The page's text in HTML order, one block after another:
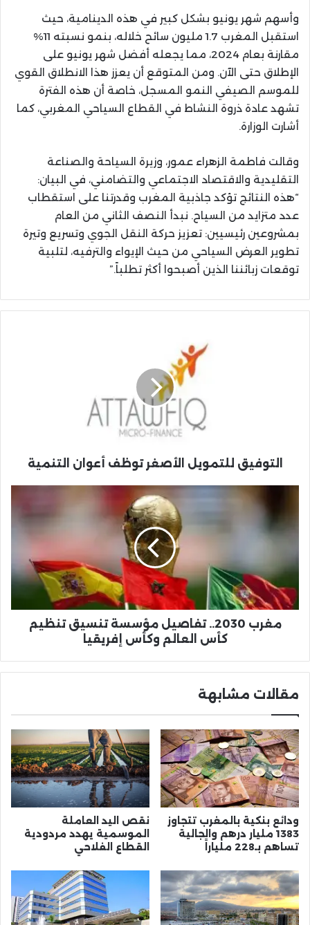
وأسهم شهر يونيو بشكل كبير في هذه الدينامية، حيث
استقبل المغرب 1.7 مليون سائح خلاله، بنمو نسبته 11%
مقارنة بعام 2024، مما يجعله أفضل شهر يونيو على
الإطلاق حتى الآن. ومن المتوقع أن يعزز هذا الانطلاق القوي
للموسم الصيفي النمو المسجل، خاصة أن هذه الفترة
تشهد عادة ذروة النشاط في القطاع السياحي المغربي، كما
أشارت الوزارة.
وقالت فاطمة الزهراء عمور، وزيرة السياحة والصناعة
التقليدية والاقتصاد الاجتماعي والتضامني، في البيان:
“هذه النتائج تؤكد جاذبية المغرب وقدرتنا على استقطاب
عدد متزايد من السياح. نبدأ النصف الثاني من العام
بمشروعين رئيسيين: تعزيز حركة النقل الجوي وتسريع وتيرة
تطوير العرض السياحي من حيث الإيواء والترفيه، لتلبية
توقعات زبائننا الذين أصبحوا أكثر تطلباً.”
التوفيق للتمويل الأصغر توظف أعوان التنمية
مؤسسة
تنظيم
العالم
وكأس
إفريقيا
مغرب 2030.. تفاصيل مؤسسة تنسيق تنظيم
كأس العالم وكأس إفريقيا
مقالات مشابهة
ودائع بنكية بالمغرب تتجاوز
1383 مليار درهم والجالية
تساهم بـ228 ملياراً
نقص اليد العاملة
الموسمية يهدد مردودية
القطاع الفلاحي